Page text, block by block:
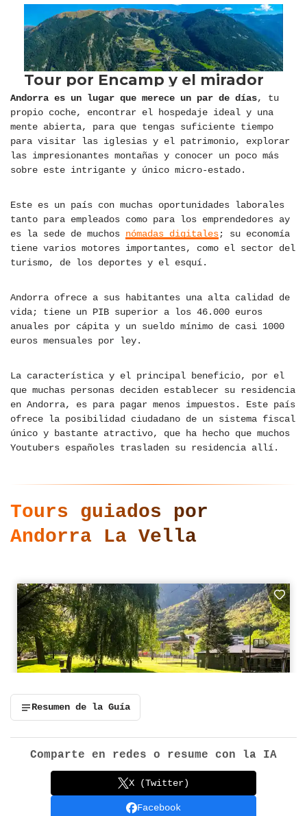
Andorra es un lugar que merece un par de días, tu
propio coche, encontrar el hospedaje ideal y una
mente abierta, para que tengas suficiente tiempo
para visitar las iglesias y el patrimonio, explorar
las impresionantes montañas y conocer un poco más
sobre este intrigante y único micro-estado.
Este es un país con muchas oportunidades laborales
tanto para empleados como para los emprendedores ay
es la sede de muchos nómadas digitales; su economía
tiene varios motores importantes, como el sector del
turismo, de los deportes y el esquí.
Andorra ofrece a sus habitantes una alta calidad de
vida; tiene un PIB superior a los 46.000 euros
anuales por cápita y un sueldo mínimo de casi 1000
euros mensuales por ley.
La característica y el principal beneficio, por el
que muchas personas deciden establecer su residencia
en Andorra, es para pagar menos impuestos. Este país
ofrece la posibilidad ciudadano de un sistema fiscal
único y bastante atractivo, que ha hecho que muchos
Youtubers españoles trasladen su residencia allí.
Tours guiados por
Andorra La Vella
Resumen de la Guía
Comparte en redes o resume con la IA
X (Twitter)
Facebook